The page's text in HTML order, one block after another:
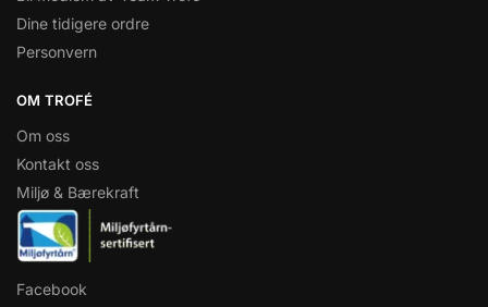
Dine tidigere ordre
Personvern
OM TROFÉ
Om oss
Kontakt oss
Miljø & Bærekraft
Facebook